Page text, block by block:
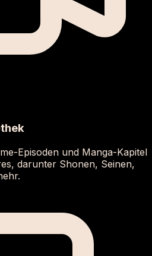
Episoden und Manga-Kapitel
darunter Shonen, Seinen,